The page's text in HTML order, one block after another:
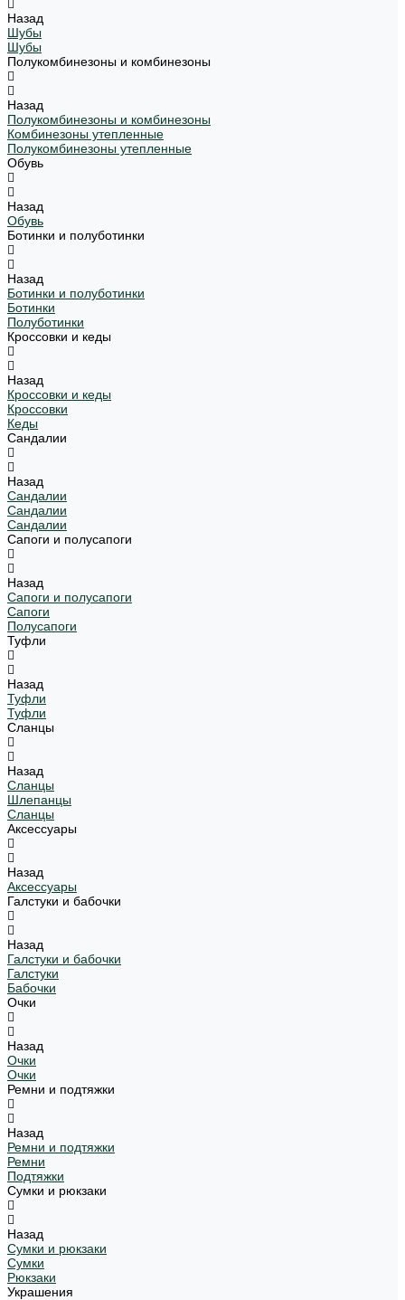
Назад
Шубы
Шубы
Полукомбинезоны и комбинезоны
Назад
Полукомбинезоны и комбинезоны
Комбинезоны утепленные
Полукомбинезоны утепленные
Обувь
Назад
Обувь
Ботинки и полуботинки
Назад
Ботинки и полуботинки
Ботинки
Полуботинки
Кроссовки и кеды
Назад
Кроссовки и кеды
Кроссовки
Кеды
Сандалии
Назад
Сандалии
Сандалии
Сандалии
Сапоги и полусапоги
Назад
Сапоги и полусапоги
Сапоги
Полусапоги
Туфли
Назад
Туфли
Туфли
Сланцы
Назад
Сланцы
Шлепанцы
Сланцы
Аксессуары
Назад
Аксессуары
Галстуки и бабочки
Назад
Галстуки и бабочки
Галстуки
Бабочки
Очки
Назад
Очки
Очки
Ремни и подтяжки
Назад
Ремни и подтяжки
Ремни
Подтяжки
Сумки и рюкзаки
Назад
Сумки и рюкзаки
Сумки
Рюкзаки
Украшения